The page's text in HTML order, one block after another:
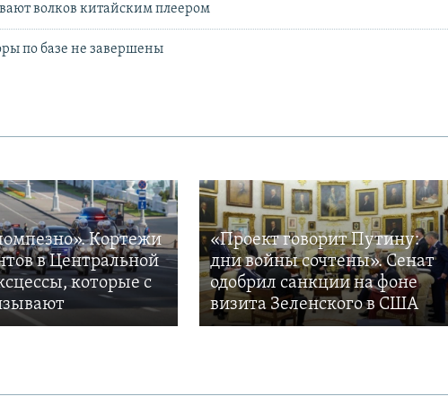
волков китайским плеером
по базе не завершены
Кортежи
в Центральной
которые с
«Проект говорит Путину:
дни войны сочтены». Сенат
одобрил санкции на фоне
визита Зеленского в США